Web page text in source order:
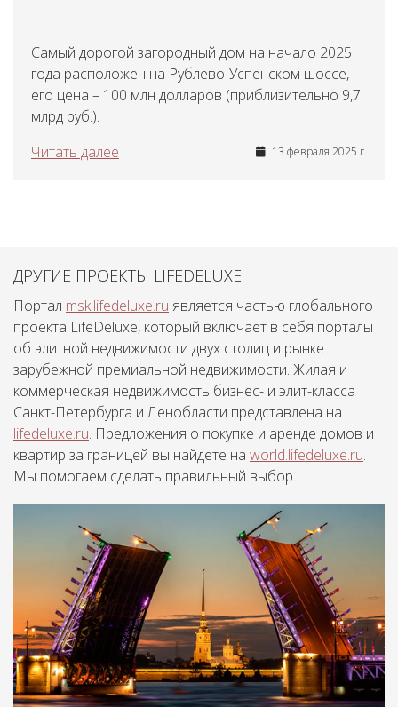
Самый дорогой загородный дом на начало 2025
года расположен на Рублево-Успенском шоссе,
его цена – 100 млн долларов (приблизительно 9,7
млрд руб.).
Читать далее
13 февраля 2025 г.
ДРУГИЕ ПРОЕКТЫ LIFEDELUXE
Портал msk.lifedeluxe.ru является частью глобального
проекта LifeDeluxe, который включает в себя порталы
об элитной недвижимости двух столиц и рынке
зарубежной премиальной недвижимости. Жилая и
коммерческая недвижимость бизнес- и элит-класса
Санкт-Петербурга и Ленобласти представлена на
lifedeluxe.ru. Предложения о покупке и аренде домов и
квартир за границей вы найдете на world.lifedeluxe.ru.
Мы помогаем сделать правильный выбор.